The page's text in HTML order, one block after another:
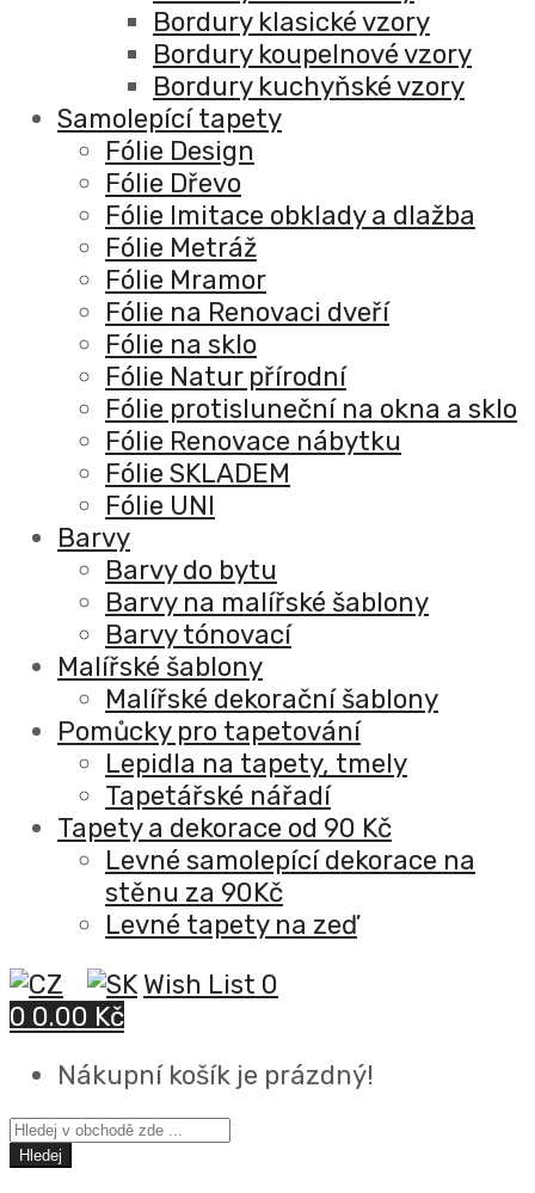
Bordury klasické vzory
Bordury koupelnové vzory
Bordury kuchyňské vzory
Samolepící tapety
Fólie Design
Fólie Dřevo
Fólie Imitace obklady a dlažba
Fólie Metráž
Fólie Mramor
Fólie na Renovaci dveří
Fólie na sklo
Fólie Natur přírodní
Fólie protisluneční na okna a sklo
Fólie Renovace nábytku
Fólie SKLADEM
Fólie UNI
Barvy
Barvy do bytu
Barvy na malířské šablony
Barvy tónovací
Malířské šablony
Malířské dekorační šablony
Pomůcky pro tapetování
Lepidla na tapety, tmely
Tapetářské nářadí
Tapety a dekorace od 90 Kč
Levné samolepící dekorace na
stěnu za 90Kč
Levné tapety na zeď
Wish List 0
0 0.00 Kč
Nákupní košík je prázdný!
Hledej